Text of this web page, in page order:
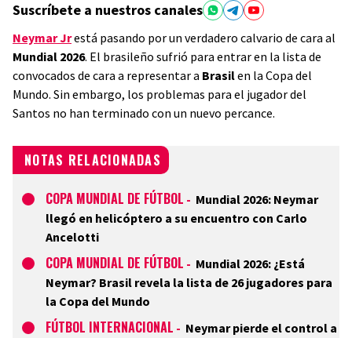
Suscríbete a nuestros canales
Neymar Jrestá pasando por un verdadero calvario de cara al
Mundial 2026. El brasileño sufrió para entrar en la lista de
convocados de cara a representar a Brasilen la Copa del
Mundo. Sin embargo, los problemas para el jugador del
Santos no han terminado con un nuevo percance.
NOTAS RELACIONADAS
COPA MUNDIAL DE FÚTBOL - Mundial 2026: Neymar
llegó en helicóptero a su encuentro con Carlo
Ancelotti
COPA MUNDIAL DE FÚTBOL - Mundial 2026: ¿Está
Neymar? Brasil revela la lista de 26 jugadores para
la Copa del Mundo
FÚTBOL INTERNACIONAL - Neymar pierde el control a